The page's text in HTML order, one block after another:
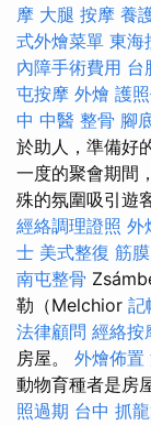
摩 大腿 按摩 養
式外燴菜單 東海
內障手術費用 台
屯按摩 外燴 護
中 中醫 整骨 腳
於助人，準備好
一度的聚會期間
殊的氛圍吸引遊
經絡調理證照 外
士 美式整復 筋膜
南屯整骨
勒（Melchior 記
法律顧問 經絡按
房屋。 外燴佈置
動物育種者是房
照過期 台中 抓